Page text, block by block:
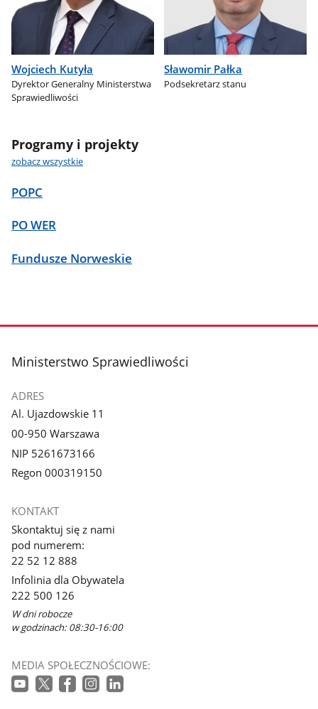
Wojciech Kutyła
Dyrektor Generalny Ministerstwa
Sprawiedliwości
Sławomir Pałka
Podsekretarz stanu
Programy i projekty
zobacz wszystkie
POPC
PO WER
Fundusze Norweskie
stopka
Ministerstwo Sprawiedliwości
ADRES
Al. Ujazdowskie 11
00-950 Warszawa
NIP 5261673166
Regon 000319150
KONTAKT
Skontaktuj się z nami
pod numerem:
22 52 12 888
Infolinia dla Obywatela
222 500 126
W dni robocze
w godzinach: 08:30-16:00
MEDIA SPOŁECZNOŚCIOWE: